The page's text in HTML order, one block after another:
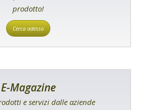
prodotto!
Cerca adesso
E-Magazine
e servizi dalle aziende